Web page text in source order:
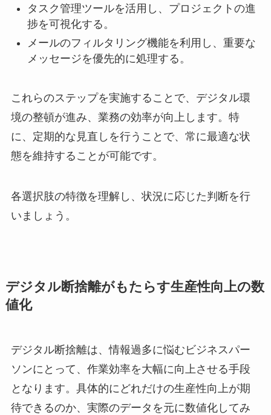
タスク管理ツールを活用し、プロジェクトの進
捗を可視化する。
メールのフィルタリング機能を利用し、重要な
メッセージを優先的に処理する。
これらのステップを実施することで、デジタル環
境の整頓が進み、業務の効率が向上します。特
に、定期的な見直しを行うことで、常に最適な状
態を維持することが可能です。
各選択肢の特徴を理解し、状況に応じた判断を行
いましょう。
デジタル断捨離がもたらす生産性向上の数
値化
デジタル断捨離は、情報過多に悩むビジネスパー
ソンにとって、作業効率を大幅に向上させる手段
となります。具体的にどれだけの生産性向上が期
待できるのか、実際のデータを元に数値化してみ